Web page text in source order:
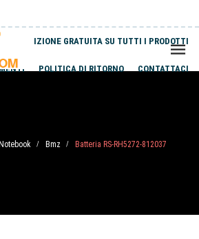
SPEDIZIONE GRATUITA SU TUTTI I PRODOTTI
POLITICA DI RITORNO CONTATTACI
/ Bmz / Batteria RS-RH5272-812037